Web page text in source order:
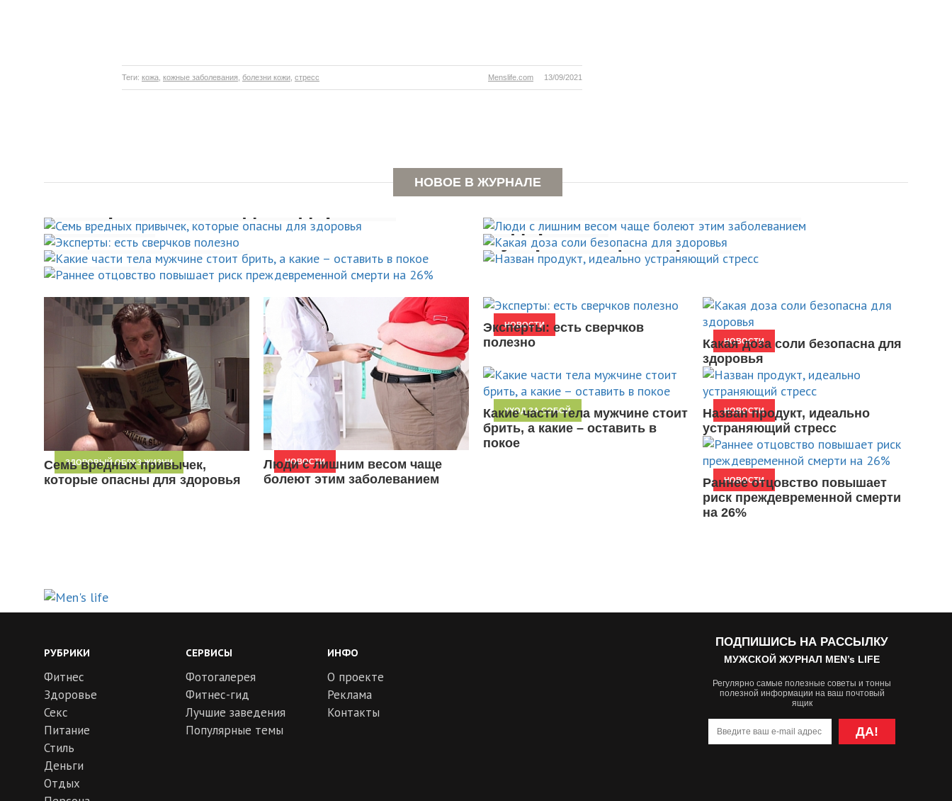
Теги: кожа кожные заболевания болезни кожи стресс 13/09/2021
Menslife.com
НОВОЕ В ЖУРНАЛЕ
ЗДОРОВЫЙ ОБРАЗ ЖИЗНИ
Люди с лишним весом чаще
НОВОСТИ
полезно
НОВОСТИ
Какая доза соли безопасна для
здоровья
НОВОСТИ
Какие части тела мужчине
оставить в покое
УХОД ЗА СОБОЙ
устраняющий стресс
риск преждевременной смерти
на 26%
ЗДОРОВЫЙ ОБРАЗ ЖИЗНИ
Семь вредных привычек,
которые опасны для здоровья
НОВОСТИ
Люди с лишним весом чаще
болеют этим заболеванием
НОВОСТИ
Эксперты: есть сверчков
полезно
НОВОСТИ
Какая доза соли безопасна для
здоровья
УХОД ЗА СОБОЙ
Какие части тела мужчине стоит
брить, а какие – оставить в
покое
НОВОСТИ
Назван продукт, идеально
устраняющий стресс
НОВОСТИ
Раннее отцовство повышает
риск преждевременной смерти
на 26%
ПОДПИШИСЬ НА РАССЫЛКУ
МУЖСКОЙ ЖУРНАЛ MEN’s LIFE
Регулярно самые полезные советы и тонны
полезной информации на ваш почтовый
ящик
ДА!
РУБРИКИ
Фитнес
Здоровье
Секс
Питание
Стиль
Деньги
Отдых
СЕРВИСЫ
Фотогалерея
Фитнес-гид
Лучшие заведения
Популярные темы
ИНФО
О проекте
Реклама
Контакты